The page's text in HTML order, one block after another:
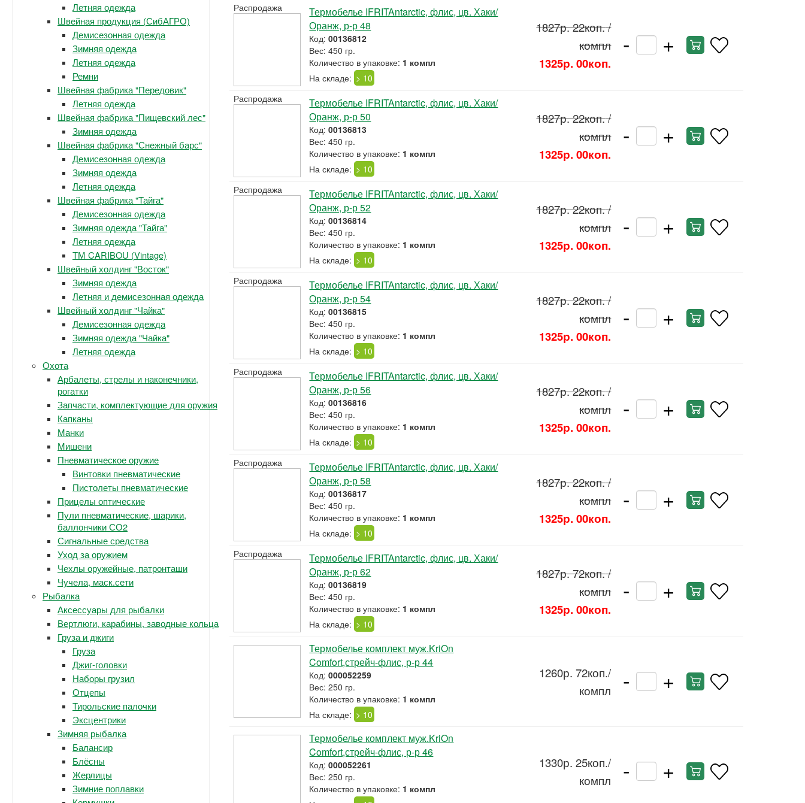
Летняя одежда
Швейная продукция (СибАГРО)
Демисезонная одежда
Зимняя одежда
Летняя одежда
Ремни
Швейная фабрика "Передовик"
Летняя одежда
Швейная фабрика "Пищевский лес"
Зимняя одежда
Швейная фабрика "Снежный барс"
Демисезонная одежда
Зимняя одежда
Летняя одежда
Швейная фабрика "Тайга"
Демисезонная одежда
Зимняя одежда "Тайга"
Летняя одежда
ТМ CARIBOU (Vintage)
Швейный холдинг "Восток"
Зимняя одежда
Летняя и демисезонная одежда
Швейный холдинг "Чайка"
Демисезонная одежда
Зимняя одежда "Чайка"
Летняя одежда
Охота
Арбалеты, стрелы и наконечники,
рогатки
Запчасти, комплектующие для оружия
Капканы
Манки
Мишени
Пневматическое оружие
Винтовки пневматические
Пистолеты пневматические
Прицелы оптические
Пули пневматические, шарики,
баллончики СО2
Сигнальные средства
Уход за оружием
Чехлы оружейные, патронташи
Чучела, маск.сети
Рыбалка
Аксессуары для рыбалки
Вертлюги, карабины, заводные кольца
Груза и джиги
Груза
Джиг-головки
Наборы грузил
Отцепы
Тирольские палочки
Эксцентрики
Зимняя рыбалка
Балансир
Блёсны
Жерлицы
Зимние поплавки
Распродажа
Термобелье IFRITAntarctic, флис, цв. Хаки/
Оранж, р-р 48
Код:00136812
Вес: 450 гр.
Количество в упаковке: 1 компл
На складе: > 10
1827р. 22коп./
компл
1325р. 00коп.
- +
Распродажа
Термобелье IFRITAntarctic, флис, цв. Хаки/
Оранж, р-р 50
Код:00136813
Вес: 450 гр.
Количество в упаковке: 1 компл
На складе: > 10
1827р. 22коп./
компл
1325р. 00коп.
- +
Распродажа
Термобелье IFRITAntarctic, флис, цв. Хаки/
Оранж, р-р 52
Код:00136814
Вес: 450 гр.
Количество в упаковке: 1 компл
На складе: > 10
1827р. 22коп./
компл
1325р. 00коп.
- +
Распродажа
Термобелье IFRITAntarctic, флис, цв. Хаки/
Оранж, р-р 54
Код:00136815
Вес: 450 гр.
Количество в упаковке: 1 компл
На складе: > 10
1827р. 22коп./
компл
1325р. 00коп.
- +
Распродажа
Термобелье IFRITAntarctic, флис, цв. Хаки/
Оранж, р-р 56
Код:00136816
Вес: 450 гр.
Количество в упаковке: 1 компл
На складе: > 10
1827р. 22коп./
компл
1325р. 00коп.
- +
Распродажа
Термобелье IFRITAntarctic, флис, цв. Хаки/
Оранж, р-р 58
Код:00136817
Вес: 450 гр.
Количество в упаковке: 1 компл
На складе: > 10
1827р. 22коп./
компл
1325р. 00коп.
- +
Распродажа
Термобелье IFRITAntarctic, флис, цв. Хаки/
Оранж, р-р 62
Код:00136819
Вес: 450 гр.
Количество в упаковке: 1 компл
На складе: > 10
1827р. 72коп./
компл
1325р. 00коп.
- +
Термобелье комплект муж.KriOn
Comfort,стрейч-флис, р-р 44
Код:000052259
Вес: 250 гр.
Количество в упаковке: 1 компл
На складе: > 10
1260р. 72коп./
компл
- +
Термобелье комплект муж.KriOn
Comfort,стрейч-флис, р-р 46
Код:000052261
Вес: 250 гр.
Количество в упаковке: 1 компл
1330р. 25коп./
компл
- +